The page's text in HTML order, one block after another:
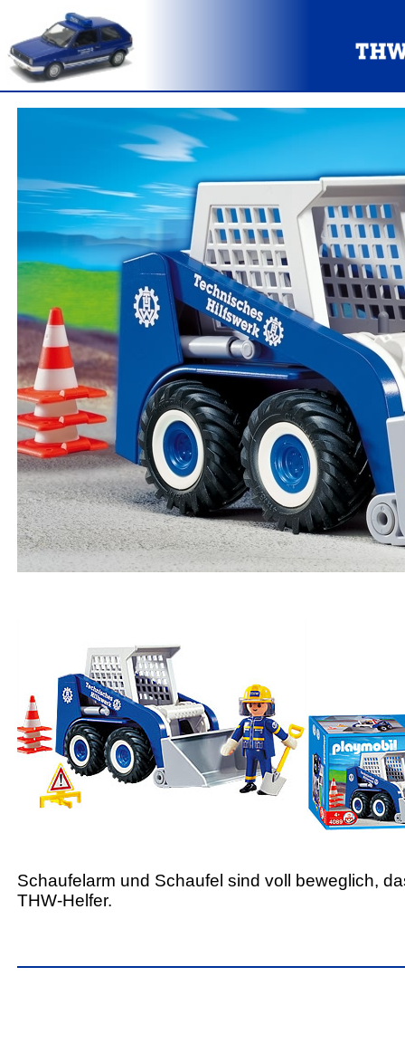
Schaufelarm und Schaufel sind voll beweglich,
THW-Helfer.